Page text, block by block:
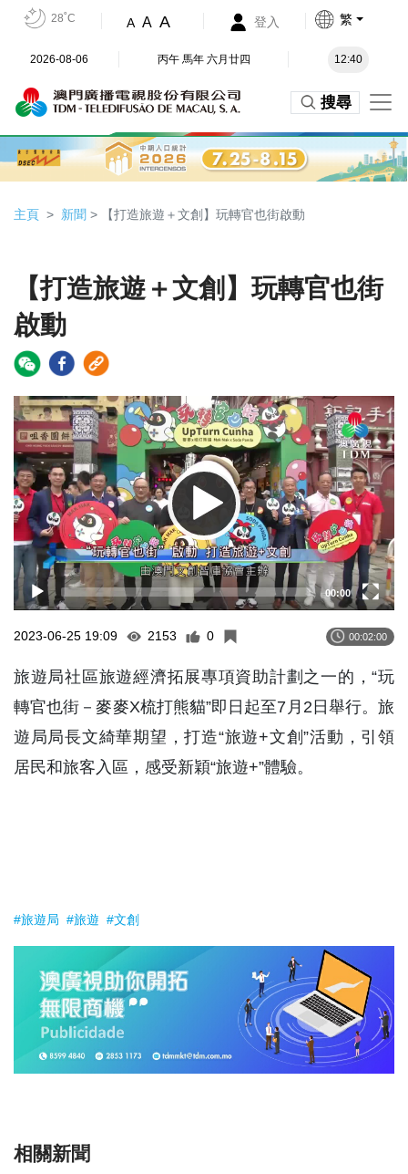
28˚C A A A 登入 繁
2026-08-06 丙午 馬年 六月廿四 12:40
搜尋
主頁 新聞 > 【打造旅遊＋文創】玩轉官也街啟動
【打造旅遊＋文創】玩轉官也街
啟動
Video
Player
00:00
2023-06-25 19:09 2153 0 00:02:00
旅遊局社區旅遊經濟拓展專項資助計劃之一的，“玩
轉官也街－麥麥X梳打熊貓”即日起至7月2日舉行。旅
遊局局長文綺華期望，打造“旅遊+文創”活動，引領
居民和旅客入區，感受新穎“旅遊+”體驗。
#旅遊局 #旅遊 #文創
相關新聞